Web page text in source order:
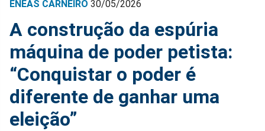
ENÉAS CARNEIRO 30/05/2026
A construção da espúria
máquina de poder petista:
“Conquistar o poder é
diferente de ganhar uma
eleição”